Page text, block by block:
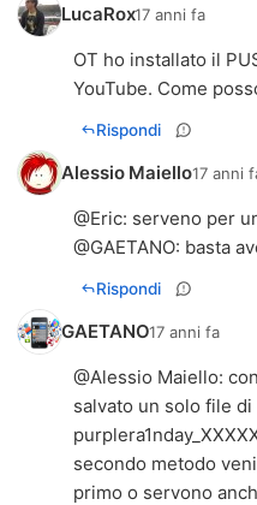
LucaRox17 anni fa
OT ho installato il
YouTube. Come
Rispondi
Alessio Maiello17 anni
@Eric: serveno per
@GAETANO: basta
Rispondi
GAETANO17 anni fa
@Alessio Maiello:
salvato un solo file
secondo metodo
primo o servono